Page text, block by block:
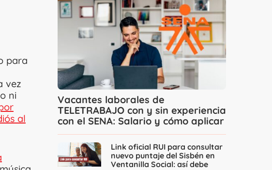
para
vez
ni
al
Vacantes laborales de
TELETRABAJO con y sin experiencia
con el SENA: Salario y cómo aplicar
Link oficial RUI para consultar
nuevo puntaje del Sisbén en
Ventanilla Social: así debe